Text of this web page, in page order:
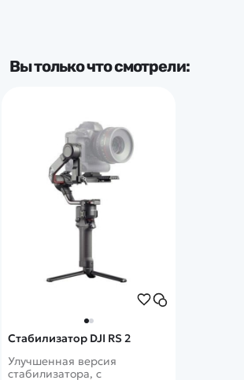
Вы только что смотрели:
Стабилизатор DJI RS 2
Улучшенная версия
стабилизатора, с